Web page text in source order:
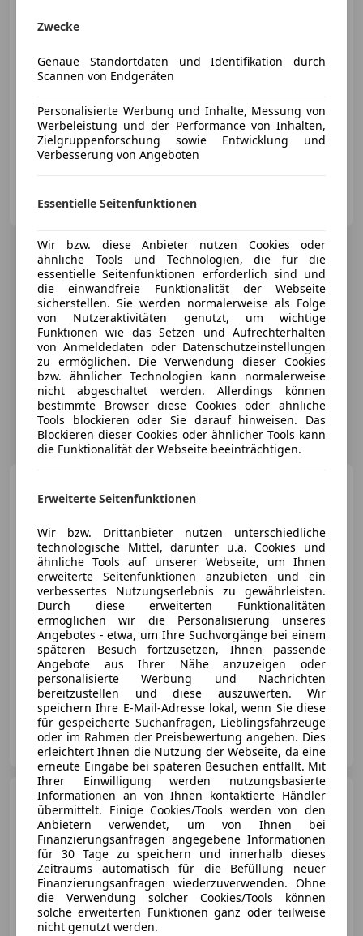
Neu 09/2025 4 413 km Benzin
132 kW (179 PS)
Scheckheftgepflegt
AT-2460 Bruck an der Leitha
Titanium S 4x4 | PICKERL
€ 9 880
06/2015 175 233 km Benzin
134 kW (182 PS)
LCT Autohandel GmbH
AT-1210 Wien
Ford Kuga2,5 Duratec PHEV
ST-Line Aut.
€ 24 990
Zwecke
Genaue Standortdaten und Identifikation durch
Scannen von Endgeräten
Personalisierte Werbung und Inhalte, Messung von
Werbeleistung und der Performance von Inhalten,
Zielgruppenforschung sowie Entwicklung und
Verbesserung von Angeboten
Essentielle Seitenfunktionen
Wir bzw. diese Anbieter nutzen Cookies oder
ähnliche Tools und Technologien, die für die
essentielle Seitenfunktionen erforderlich sind und
die einwandfreie Funktionalität der Webseite
sicherstellen. Sie werden normalerweise als Folge
von Nutzeraktivitäten genutzt, um wichtige
Funktionen wie das Setzen und Aufrechterhalten
von Anmeldedaten oder Datenschutzeinstellungen
zu ermöglichen. Die Verwendung dieser Cookies
bzw. ähnlicher Technologien kann normalerweise
nicht abgeschaltet werden. Allerdings können
bestimmte Browser diese Cookies oder ähnliche
Tools blockieren oder Sie darauf hinweisen. Das
Blockieren dieser Cookies oder ähnlicher Tools kann
die Funktionalität der Webseite beeinträchtigen.
Erweiterte Seitenfunktionen
Wir bzw. Drittanbieter nutzen unterschiedliche
technologische Mittel, darunter u.a. Cookies und
ähnliche Tools auf unserer Webseite, um Ihnen
erweiterte Seitenfunktionen anzubieten und ein
verbessertes Nutzungserlebnis zu gewährleisten.
Durch diese erweiterten Funktionalitäten
ermöglichen wir die Personalisierung unseres
Angebotes - etwa, um Ihre Suchvorgänge bei einem
späteren Besuch fortzusetzen, Ihnen passende
Angebote aus Ihrer Nähe anzuzeigen oder
personalisierte Werbung und Nachrichten
bereitzustellen und diese auszuwerten. Wir
speichern Ihre E-Mail-Adresse lokal, wenn Sie diese
für gespeicherte Suchanfragen, Lieblingsfahrzeuge
oder im Rahmen der Preisbewertung angeben. Dies
erleichtert Ihnen die Nutzung der Webseite, da eine
erneute Eingabe bei späteren Besuchen entfällt. Mit
Ihrer Einwilligung werden nutzungsbasierte
Informationen an von Ihnen kontaktierte Händler
übermittelt. Einige Cookies/Tools werden von den
Anbietern verwendet, um von Ihnen bei
Finanzierungsanfragen angegebene Informationen
für 30 Tage zu speichern und innerhalb dieses
Zeitraums automatisch für die Befüllung neuer
Finanzierungsanfragen wiederzuverwenden. Ohne
die Verwendung solcher Cookies/Tools können
solche erweiterten Funktionen ganz oder teilweise
nicht genutzt werden.